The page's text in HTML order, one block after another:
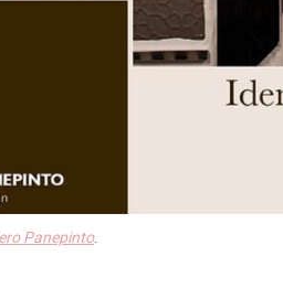
Panepinto.